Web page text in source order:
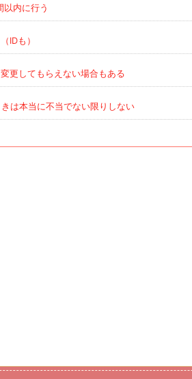
以内に行う
IDも）
更してもらえない場合もある
は本当に不当でない限りしない